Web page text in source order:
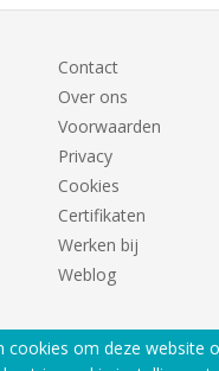
Contact
Over ons
Voorwaarden
Privacy
Cookies
Certifikaten
Werken bij
Weblog
cookies om deze website